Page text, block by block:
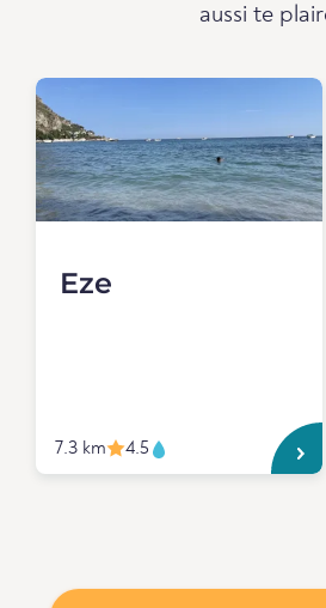
aussi te
Eze
7.3 km 4.5